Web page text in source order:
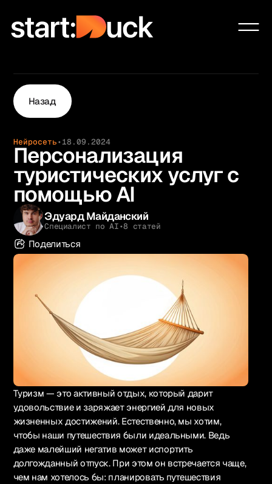
Сообщество
Проекты
Услуги
Образование
Ai Automation Agency
Блог
О нас
Контакты
Русский
1k+ участников
Вступить в Telegram
Назад
Нейросеть•18.09.2024
Персонализация
туристических услуг с
помощью AI
Эдуард Майданский
Специалист по AI•8 статей
Поделиться
Туризм — это активный отдых, который дарит
удовольствие и заряжает энергией для новых
жизненных достижений. Естественно, мы хотим,
чтобы наши путешествия были идеальными. Ведь
даже малейший негатив может испортить
долгожданный отпуск. При этом он встречается чаще,
чем нам хотелось бы: планировать путешествия